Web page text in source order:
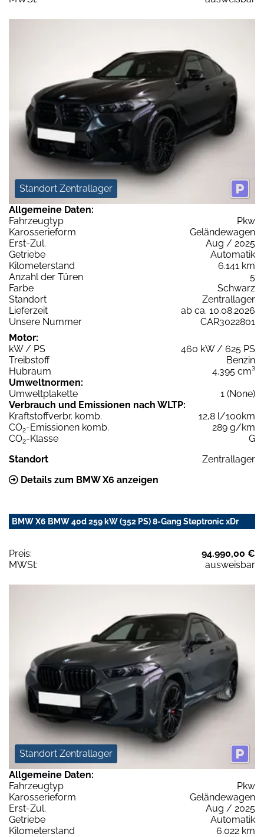
Standort Zentrallager
Allgemeine Daten:
Fahrzeugtyp
Pkw
Karosserieform
Geländewagen
Erst-Zul.
Aug / 2025
Getriebe
Automatik
Kilometerstand
6.141 km
Anzahl der Türen
5
Farbe
Schwarz
Standort
Zentrallager
Lieferzeit
ab ca. 10.08.2026
Unsere Nummer
CAR3022801
Motor:
kW / PS
460 kW / 625 PS
Treibstoff
Benzin
Hubraum
4.395 cm³
Umweltnormen:
Umweltplakette
1 (None)
Verbrauch und Emissionen nach WLTP:
Kraftstoffverbr. komb.
12,8 l/100km
CO2-Emissionen komb.
289 g/km
CO2-Klasse
G
Standort
Zentrallager
Details zum BMW X6 anzeigen
BMW X6 BMW 40d 259 kW (352 PS) 8-Gang Steptronic xDr
Preis:
94.990,00 €
MWSt:
ausweisbar
Standort Zentrallager
Allgemeine Daten:
Fahrzeugtyp
Pkw
Karosserieform
Geländewagen
Erst-Zul.
Aug / 2025
Getriebe
Automatik
Kilometerstand
6.022 km